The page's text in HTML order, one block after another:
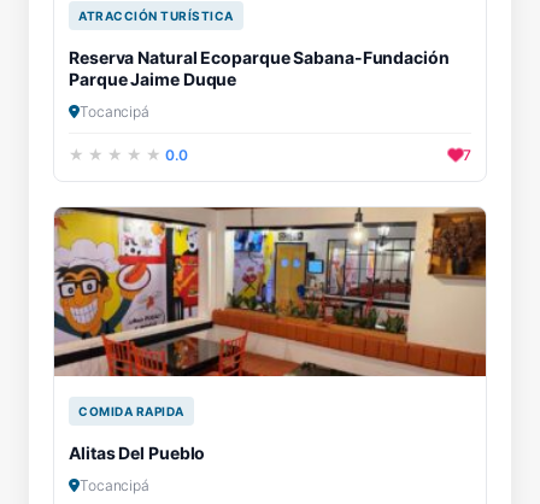
ATRACCIÓN TURÍSTICA
Reserva Natural Ecoparque Sabana-Fundación
Parque Jaime Duque
Tocancipá
0.0 7
COMIDA RAPIDA
Alitas Del Pueblo
Tocancipá